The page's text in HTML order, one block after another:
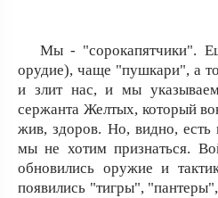
Мы - "сорокапятчики".
орудие), чаще "пушкари", а
и злит нас, и мы
сержанта Желтых, который
жив, здоров. Но, видно,
мы не хотим признаться.
обновились оружие и
появились "тигры",